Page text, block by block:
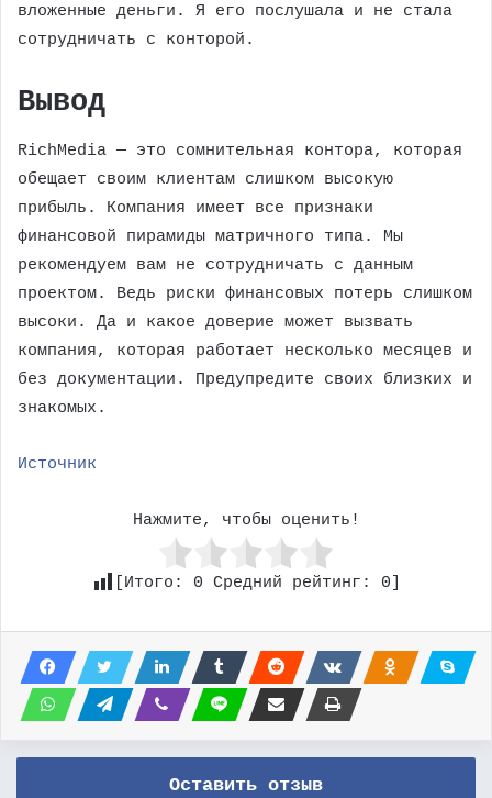
вложенные деньги. Я его послушала и не стала
сотрудничать с конторой.
Вывод
RichMedia — это сомнительная контора, которая
обещает своим клиентам слишком высокую
прибыль. Компания имеет все признаки
финансовой пирамиды матричного типа. Мы
рекомендуем вам не сотрудничать с данным
проектом. Ведь риски финансовых потерь слишком
высоки. Да и какое доверие может вызвать
компания, которая работает несколько месяцев и
без документации. Предупредите своих близких и
знакомых.
Источник
Нажмите, чтобы оценить!
[Итого: 0 Средний рейтинг: 0
Оставить отзыв